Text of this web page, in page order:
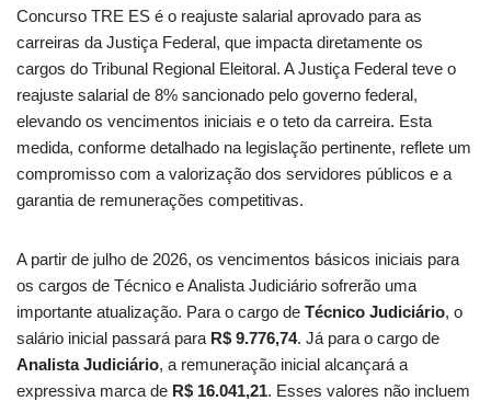
Concurso TRE ES é o reajuste salarial aprovado para as
carreiras da Justiça Federal, que impacta diretamente os
cargos do Tribunal Regional Eleitoral. A Justiça Federal teve o
reajuste salarial de 8% sancionado pelo governo federal,
elevando os vencimentos iniciais e o teto da carreira. Esta
medida, conforme detalhado na legislação pertinente, reflete um
compromisso com a valorização dos servidores públicos e a
garantia de remunerações competitivas.
A partir de julho de 2026, os vencimentos básicos iniciais para
os cargos de Técnico e Analista Judiciário sofrerão uma
importante atualização. Para o cargo de Técnico Judiciário, o
salário inicial passará para R$ 9.776,74. Já para o cargo de
Analista Judiciário, a remuneração inicial alcançará a
expressiva marca de R$ 16.041,21. Esses valores não incluem